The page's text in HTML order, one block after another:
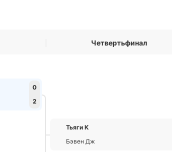
0
2
Четвертьфинал
Тьяги К
Бэвен Дж